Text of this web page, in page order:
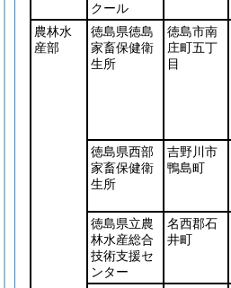
クール
農林水
産部
徳島県徳島
家畜保健衛
生所
徳島市南
庄町五丁
目
徳島県西部
家畜保健衛
生所
吉野川市
鴨島町
徳島県立農
林水産総合
技術支援セ
ンター
名西郡石
井町